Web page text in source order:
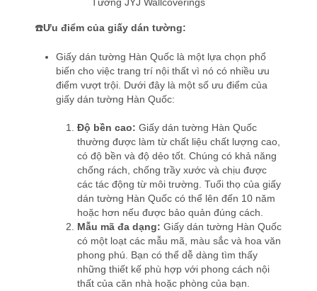
☎️Ưu điểm của giấy dán tường:
Giấy dán tường Hàn Quốc là một lựa chọn phổ
biến cho việc trang trí nội thất vì nó có nhiều ưu
điểm vượt trội. Dưới đây là một số ưu điểm của
giấy dán tường Hàn Quốc:
Độ bền cao: Giấy dán tường Hàn Quốc
thường được làm từ chất liệu chất lượng cao,
có độ bền và độ dẻo tốt. Chúng có khả năng
chống rách, chống trầy xước và chịu được
các tác động từ môi trường. Tuổi thọ của giấy
dán tường Hàn Quốc có thể lên đến 10 năm
hoặc hơn nếu được bảo quản đúng cách.
Mẫu mã đa dạng: Giấy dán tường Hàn Quốc
có một loạt các mẫu mã, màu sắc và hoa văn
phong phú. Bạn có thể dễ dàng tìm thấy
những thiết kế phù hợp với phong cách nội
thất của căn nhà hoặc phòng của bạn.